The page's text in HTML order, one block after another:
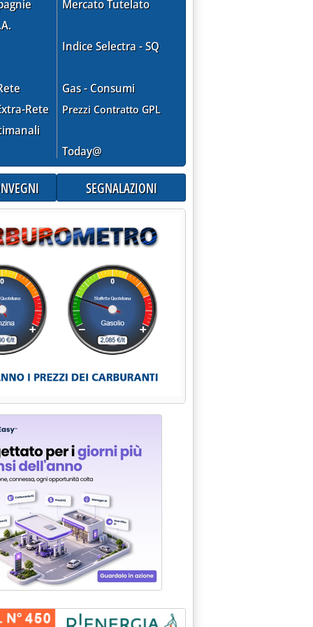
assorbimento di CO2 . '
al 2025 . '
. '
Rete
Mercato Tutelato
Indice Selectra - SQ
Gas - Consumi
Prezzi Contratto GPL
Today@
SEGNALAZIONI